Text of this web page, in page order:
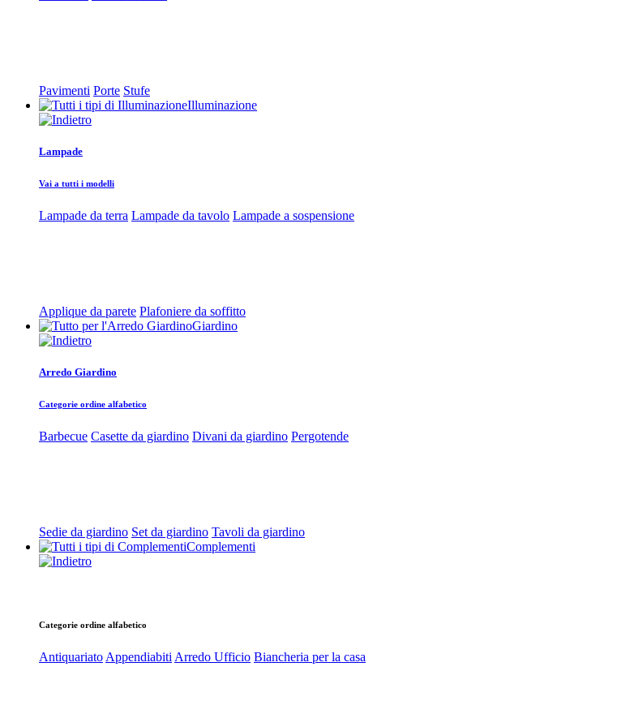
Pavimenti Porte Stufe
Illuminazione
Lampade
Vai a tutti i modelli
Lampade da terra Lampade da tavolo Lampade a sospensione
Applique da parete Plafoniere da soffitto
Giardino
Arredo Giardino
Categorie ordine alfabetico
Barbecue Casette da giardino Divani da giardino Pergotende
Sedie da giardino Set da giardino Tavoli da giardino
Complementi
Categorie ordine alfabetico
Antiquariato Appendiabiti Arredo Ufficio Biancheria per la casa